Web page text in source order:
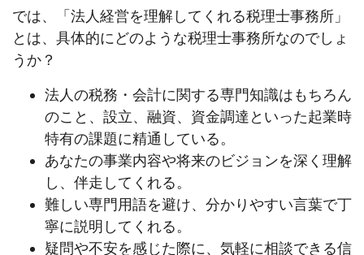
では、「法人経営を理解してくれる税理士事務所」
とは、具体的にどのような税理士事務所なのでしょ
うか？
法人の税務・会計に関する専門知識はもちろん
のこと、設立、融資、資金調達といった起業時
特有の課題に精通している。
あなたの事業内容や将来のビジョンを深く理解
し、伴走してくれる。
難しい専門用語を避け、分かりやすい言葉で丁
寧に説明してくれる。
疑問や不安を感じた際に、気軽に相談できる信